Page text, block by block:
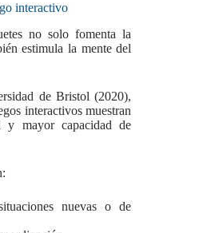
interactivo
no solo fomenta la
estimula la mente del
de Bristol (2020),
interactivos muestran
y mayor capacidad de
nuevas o de